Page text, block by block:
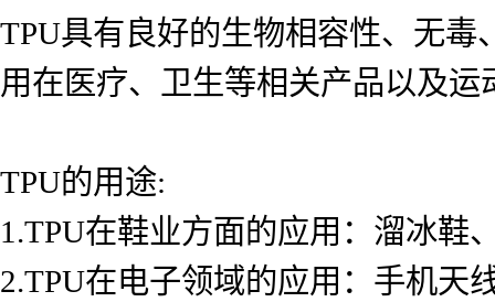
TPU具有良好的生物相容性、无
用在医疗、卫生等相关产品以及运
TPU的用途:
1.TPU在鞋业方面的应用：溜冰鞋
2.TPU在电子领域的应用：手机天